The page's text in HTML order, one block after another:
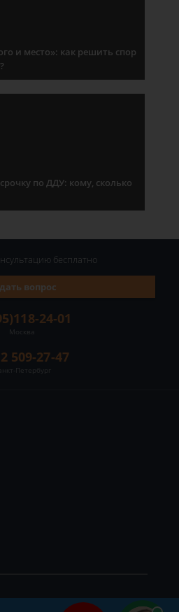
и место»: как решить спор
по ДДУ: кому, сколько
24-01
Москва
509-27-47
Петербург
вопрос
бесплатно